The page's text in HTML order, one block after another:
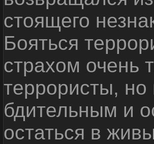
стоящего
Бояться
страхом очень
террористы,
бдительным и
остаться в